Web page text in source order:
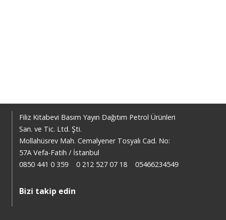
Filiz Kitabevi Basım Yayın Dağıtım Petrol Ürünleri
San. ve Tic. Ltd. Şti.
Mollahüsrev Mah. Cemalyener Tosyalı Cad. No:
57A Vefa-Fatih / İstanbul
0850 441 0 359
0 212 527 07 18 05466234549
Bizi takip edin